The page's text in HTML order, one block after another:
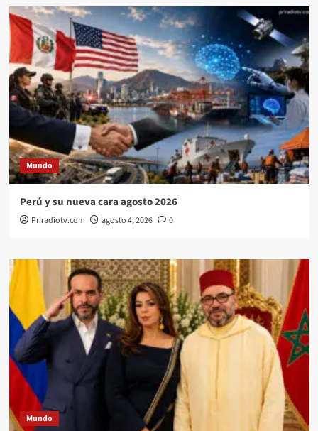
Mundo
Perú y su nueva cara agosto 2026
Priradiotv.com agosto 4, 2026 0
Mundo